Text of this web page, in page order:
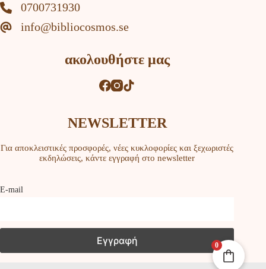
0700731930
info@bibliocosmos.se
ακολουθήστε μας
NEWSLETTER
Για αποκλειστικές προσφορές, νέες κυκλοφορίες και ξεχωριστές
εκδηλώσεις, κάντε εγγραφή στο newsletter
Ε-mail
0